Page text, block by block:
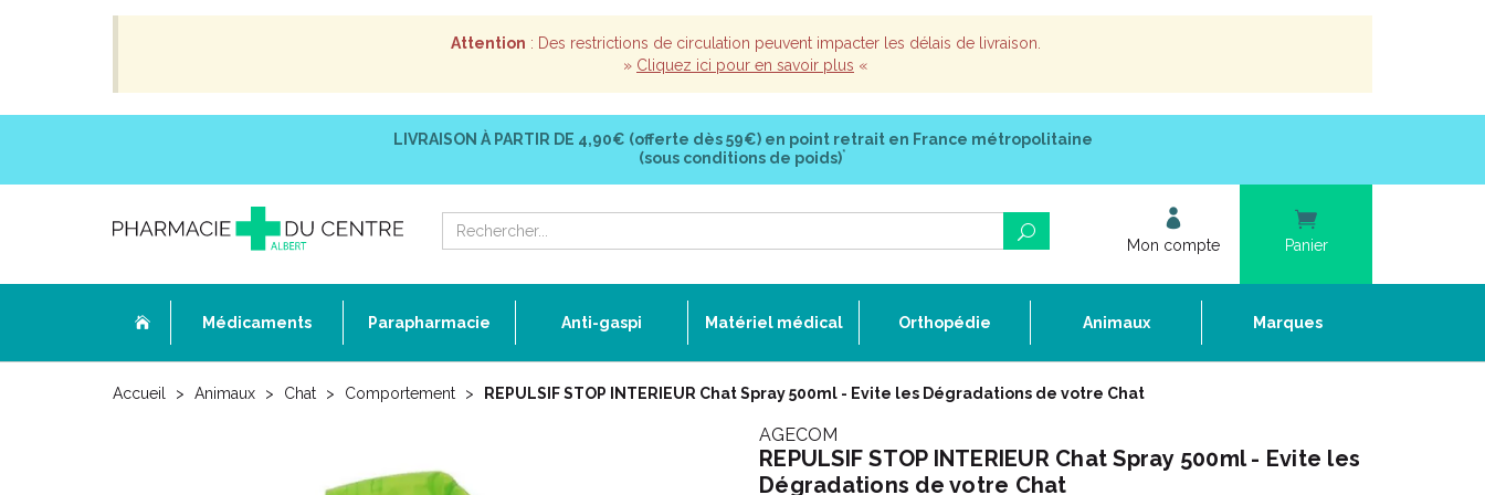
Attention : Des restrictions de circulation peuvent impacter les délais de livraison.
» Cliquez ici pour en savoir plus «
LIVRAISON À PARTIR DE 4,90€ (offerte dès 59€) en point retrait en France métropolitaine
(sous conditions de poids)*
Mon compte Panier
Médicaments Parapharmacie Anti-gaspi Matériel médical Orthopédie Animaux Marques
Accueil Animaux Chat Comportement REPULSIF STOP INTERIEUR Chat Spray 500ml - Evite les Dégradations de votre Chat
AGECOM
REPULSIF STOP INTERIEUR Chat Spray 500ml - Evite les
Dégradations de votre Chat